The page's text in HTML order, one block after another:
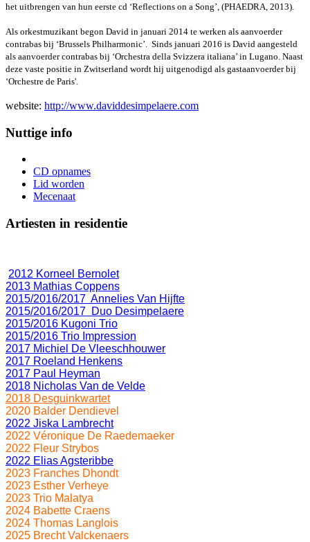
het uitbrengen van hun eerste cd ‘Reflections on a Song’, (PHAEDRA, 2013).
Als orkestmuzikant begon David in januari 2014 te werken als aanvoerder
contrabas bij ‘Brussels Philharmonic’. Sinds januari 2016 is David aangesteld
als aanvoerder contrabas bij ‘Orchestra della Svizzera italiana’ in Lugano. Naast
deze vaste positie in Zwitserland wordt hij uitgenodigd als gastaanvoerder bij
‘Orchestre de Paris'.
website: http://www.daviddesimpelaere.com
Nuttige info
CD opnames
Lid worden
Mecenaat
Artiesten in residentie
2012 Korneel Bernolet
2013 Mathias Coppens
2015/2016/2017 Annelies Van Hijfte
2015/2016/2017 Duo Desimpelaere
2015/2016 Kugoni Trio
2015/2016 Trio Impression
2017 Michiel De Vleeschhouwer
2017 Roeland Henkens
2017 Paul Heyman
2018 Nicholas Van de Velde
2018 Desguinkwartet
2020 Balder Dendievel
2022 Jiska Lambrecht
2022 Véronique De Raedemaeker
2022 Fleur Strybos
2022 Elias Agsteribbe
2023 Franches Dhondt
2023 Esther Verheye
2023 Trio Malatya
2024 Babette Craens
2024 Thomas Langlois
2025 Brecht Valckenaers